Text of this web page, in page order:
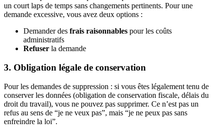
un court laps de temps sans changements pertinents. Pour une
demande excessive, vous avez deux options :
Demander des frais raisonnables pour les coûts
administratifs
Refuser la demande
3. Obligation légale de conservation
Pour les demandes de suppression : si vous êtes légalement tenu de
conserver les données (obligation de conservation fiscale, délais du
droit du travail), vous ne pouvez pas supprimer. Ce n’est pas un
refus au sens de “je ne veux pas”, mais “je ne peux pas sans
enfreindre la loi”.